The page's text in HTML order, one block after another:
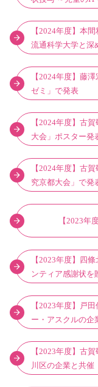
【2024年度】本
流通科学大学と深
【2024年度】藤
ゼミ」で発表
【2024年度】古
大会」ポスター発
【2024年度】古
究京都大会」で発
【2023年
【2023年度】四
ンティア感謝状を
【2023年度】戸
ー・アスクルの企
【2023年度】古
川区の企業と共催